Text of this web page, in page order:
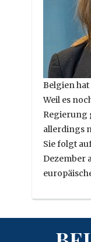
Belgien
Weil es
Regierung
allerdings
Sie folgt
Dezember